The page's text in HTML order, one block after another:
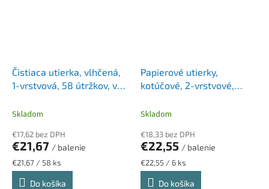
Čistiaca utierka, vlhčená,
1-vrstvová, 58 útržkov, v
systém, TORK, biela
Skladom
€17,62 bez DPH
€21,67 / balenie
Jednotková
cena:
€21,67 / 58 ks
Do košíka
Papierové utierky,
kotúčové, 2-vrstvové,
Skladom
€18,33 bez DPH
€22,55 / balenie
Jednotková
cena:
€22,55 / 6 ks
Do košíka